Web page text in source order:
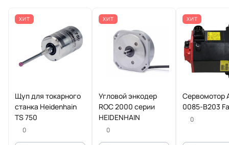
ХИТ
Щуп для токарного
станка Heidenhain
TS 750
0
ХИТ
Угловой энкодер
ROC 2000 серии
HEIDENHAIN
0
ХИТ
Сервомотор
0085-B203
0